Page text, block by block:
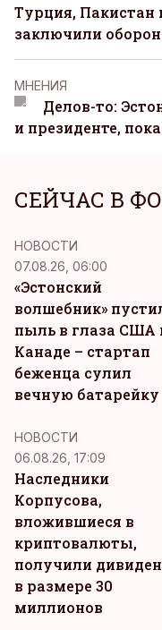
Турция, Пакистан
заключили
MНЕНИЯ
Делов-то:
и президенте,
СЕЙЧАС В
НОВОСТИ
07.08.26, 06:00
«Эстонский
волшебник»
пыль в глаза США
Канаде – стартап
беженца сулил
вечную батарейку
НОВОСТИ
06.08.26, 17:09
Наследники
Корпусова,
вложившиеся в
криптовалюты,
получили
в размере 30
миллионов